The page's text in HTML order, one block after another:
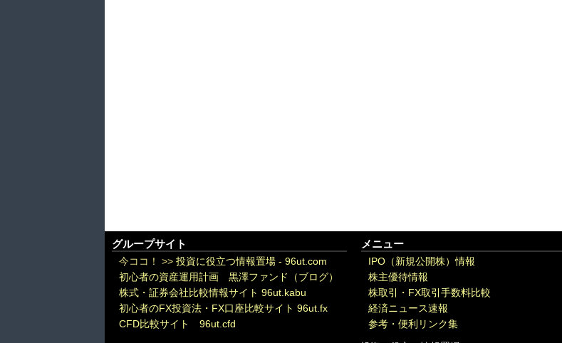
グループサイト
今ココ！ >> 投資に役立つ情報置場 - 96ut.com
初心者の資産運用計画 黒澤ファンド（ブログ）
株式・証券会社比較情報サイト 96ut.kabu
初心者のFX投資法・FX口座比較サイト 96ut.fx
CFD比較サイト 96ut.cfd
メニュー
IPO（新規公開株）情報
株主優待情報
株取引・FX取引手数料比較
経済ニュース速報
参考・便利リンク集